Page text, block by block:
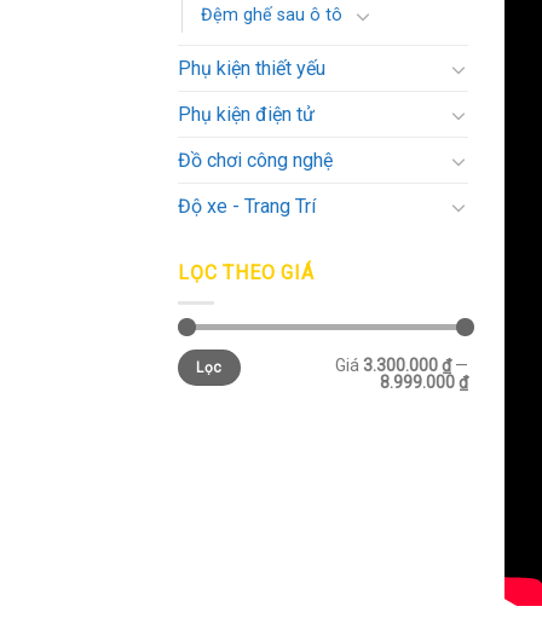
Đệm ghế sau ô tô
Phụ kiện thiết yếu
Phụ kiện điện tử
Đồ chơi công nghệ
Độ xe - Trang Trí
LỌC THEO GIÁ
Lọc Giá 3.300.000 ₫—
8.999.000 ₫